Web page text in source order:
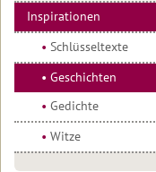
LASS
es
dir
gut
Eines
Inspirationen
Schlüsseltexte
Geschichten
Gedichte
Witze